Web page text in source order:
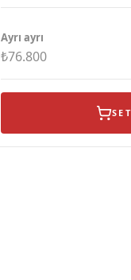
Ayrı ayrı
₺76.800